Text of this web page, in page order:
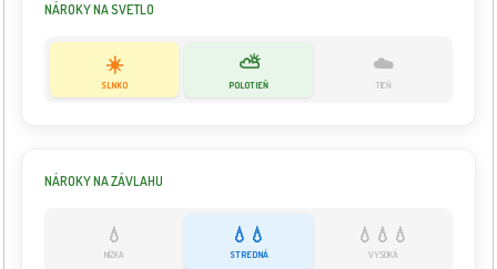
NÁROKY NA SVETLO
☀️
SLNKO
⛅
POLOTIEŇ
☁️
TIEŇ
NÁROKY NA ZÁVLAHU
💧
NÍZKA
💧💧
STREDNÁ
💧💧💧
VYSOKÁ